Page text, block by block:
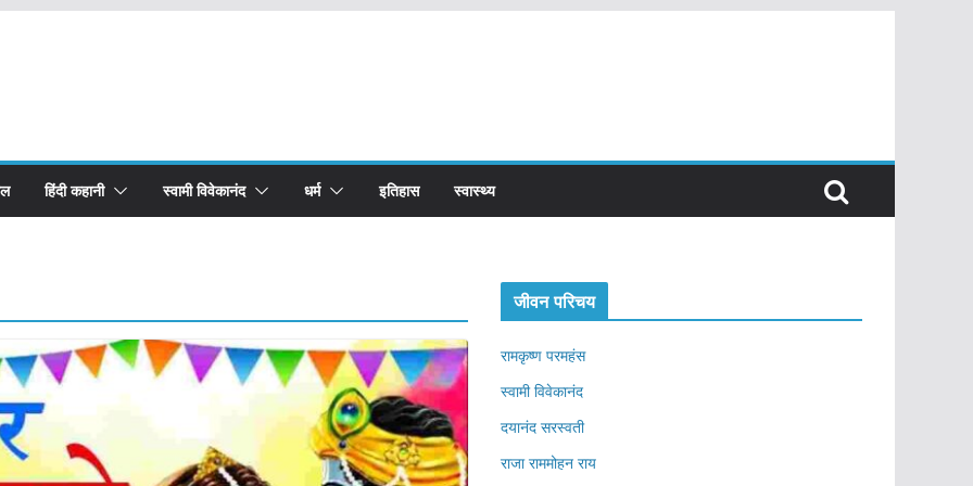
हिंदी कहानी स्वामी विवेकानंद धर्म इतिहास स्वास्थ्य
जीवन परिचय
रामकृष्ण परमहंस
स्वामी विवेकानंद
दयानंद सरस्वती
राजा राममोहन राय